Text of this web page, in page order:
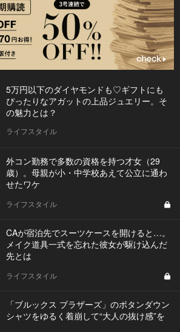
5万円以下のダイヤモンドも♡ギフトにも
ぴったりなアガットの上品ジュエリー。そ
の魅力とは？
ライフスタイル
外コン勤務で多数の資格を持つ才女（29
歳）。母親が小・中学校あえて公立に通わ
せたワケ
ライフスタイル
CAが宿泊先でスーツケースを開けると…。
メイク道具一式を忘れた彼女が駆け込んだ
先とは
ライフスタイル
「ブルックス ブラザーズ」のボタンダウン
シャツをゆるく着崩して“大人の抜け感”を